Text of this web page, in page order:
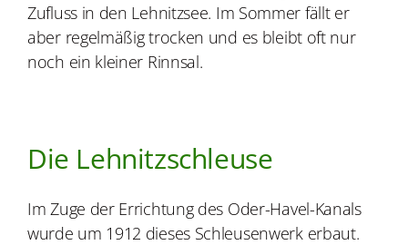
Zufluss in den Lehnitzsee. Im Sommer fällt er
aber regelmäßig trocken und es bleibt oft nur
noch ein kleiner Rinnsal.
Die Lehnitzschleuse
Im Zuge der Errichtung des Oder-Havel-Kanals
wurde um 1912 dieses Schleusenwerk erbaut.